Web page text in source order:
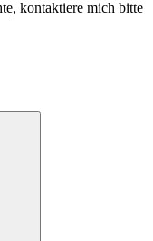
kontaktiere mich bitte